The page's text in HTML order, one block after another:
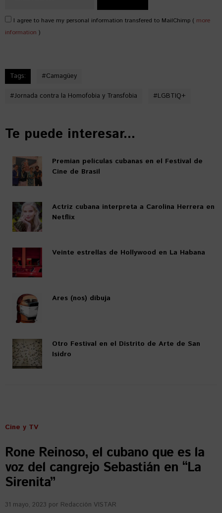
I agree to have my personal information transfered to MailChimp ( more
information )
Tags: #Camagüey
#Jornada contra la Homofobia y Transfobia #LGBTIQ+
Te puede interesar...
Premian películas cubanas en el Festival de
Cine de Brasil
Actriz cubana interpreta a Carolina Herrera en
Netflix
Veinte estrellas de Hollywood en La Habana
Ares (nos) dibuja
Otro Festival en el Distrito de Arte de San
Isidro
Cine y TV
Rone Reinoso, el cubano que es la
voz del cangrejo Sebastián en “La
Sirenita”
31 mayo, 2023 por Redacción VISTAR